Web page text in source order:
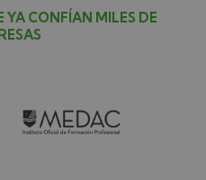
YA CONFÍAN MILES DE